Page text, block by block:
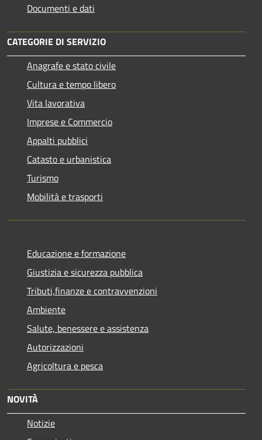
Documenti e dati
CATEGORIE DI SERVIZIO
Anagrafe e stato civile
Cultura e tempo libero
Vita lavorativa
Imprese e Commercio
Appalti pubblici
Catasto e urbanistica
Turismo
Mobilità e trasporti
Educazione e formazione
Giustizia e sicurezza pubblica
Tributi,finanze e contravvenzioni
Ambiente
Salute, benessere e assistenza
Autorizzazioni
Agricoltura e pesca
NOVITÀ
Notizie